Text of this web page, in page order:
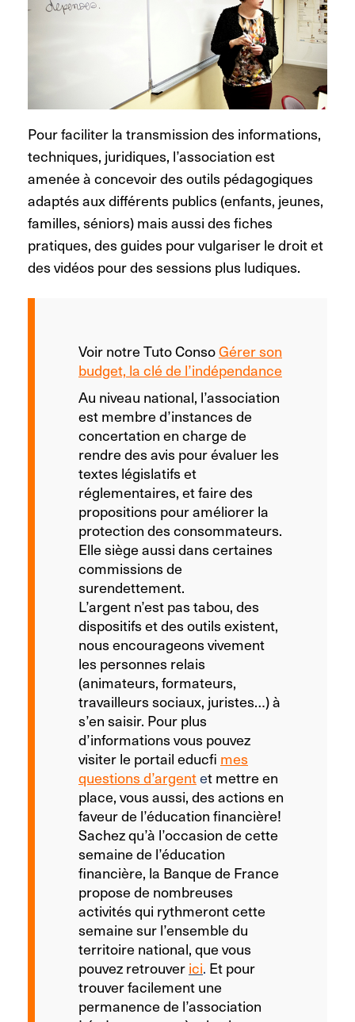
Pour faciliter la transmission des informations,
techniques, juridiques, l’association est
amenée à concevoir des outils pédagogiques
adaptés aux différents publics (enfants, jeunes,
familles, séniors) mais aussi des fiches
pratiques, des guides pour vulgariser le droit et
des vidéos pour des sessions plus ludiques.
Voir notre Tuto ConsoGérer son
budget, la clé de l’indépendance
Au niveau national, l’association
est membre d’instances de
concertation en charge de
rendre des avis pour évaluer les
textes législatifs et
réglementaires, et faire des
propositions pour améliorer la
protection des consommateurs.
Elle siège aussi dans certaines
commissions de
surendettement.
L’argent n’est pas tabou, des
dispositifs et des outils existent,
nous encourageons vivement
les personnes relais
(animateurs, formateurs,
travailleurs sociaux, juristes…) à
s’en saisir. Pour plus
d’informations vous pouvez
visiter le portail educfi mes
questions d’argentet mettre en
place, vous aussi, des actions en
faveur de l’éducation financière!
Sachez qu’à l’occasion de cette
semaine de l’éducation
financière, la Banque de France
propose de nombreuses
activités qui rythmeront cette
semaine sur l’ensemble du
territoire national, que vous
pouvez retrouver ici. Et pour
trouver facilement une
permanence de l’association